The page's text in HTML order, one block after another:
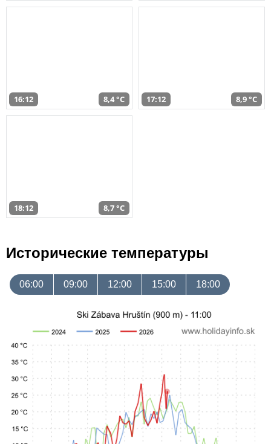
16:12 8,4 °C 17:12 8,9 °C
18:12 8,7 °C
Исторические температуры
06:00 09:00 12:00 15:00 18:00